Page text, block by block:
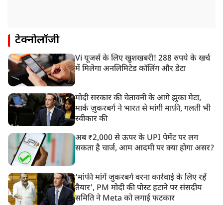
टेक्नोलॉजी
Vi यूजर्स के लिए खुशखबरी! 288 रुपये के खर्च
में मिलेगा अनलिमिटेड कॉलिंग और डेटा
मोदी सरकार की चेतावनी के आगे झुका मेटा,
मार्क ज़ुकरबर्ग ने भारत से मांगी माफ़ी, गलती भी
स्वीकार की
अब ₹2,000 से ऊपर के UPI पेमेंट पर लग
सकता है चार्ज, आम आदमी पर क्या होगा असर?
‘मांफी मांगें जुकरबर्ग वरना कार्रवाई के लिए रहें
तैयार’, PM मोदी की पोस्ट हटाने पर संसदीय
समिति ने Meta को लगाई फटकार